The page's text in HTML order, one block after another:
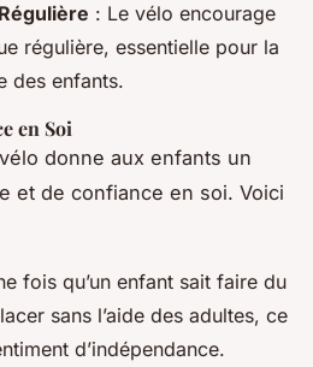
: Le vélo encourage
régulière, essentielle pour la
des enfants.
en Soi
donne aux enfants un
et de confiance en soi. Voici
fois qu’un enfant sait faire du
sans l’aide des adultes, ce
d’indépendance.